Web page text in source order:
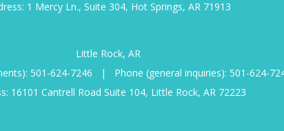
1 Mercy Ln., Suite 304, Hot Springs, AR 71913
Little Rock, AR
501-624-7246 | Phone (general inquiries): 501-624-
16101 Cantrell Road Suite 104, Little Rock, AR 72223